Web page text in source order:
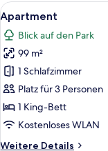
Alle
Fotos
für
Apartment
anzeigen
6
Apartment
Blick auf den Park
99 m²
1 Schlafzimmer
Platz für 3 Personen
1 King-Bett
Kostenloses WLAN
Weitere Details
Weitere